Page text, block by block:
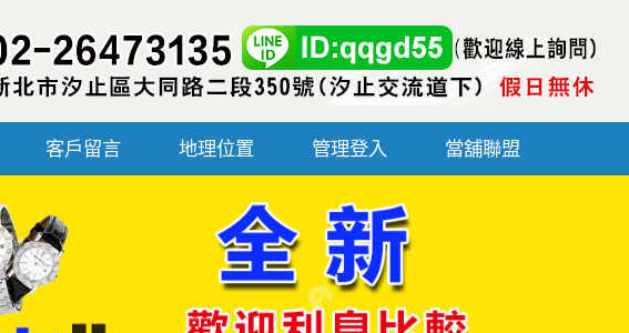
客戶留言 地理位置 管理登入 當舖聯盟